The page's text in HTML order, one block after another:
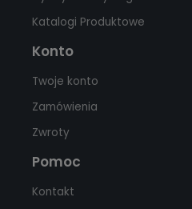
Katalogi Produktowe
Konto
Twoje konto
Zamówienia
Zwroty
Pomoc
Kontakt